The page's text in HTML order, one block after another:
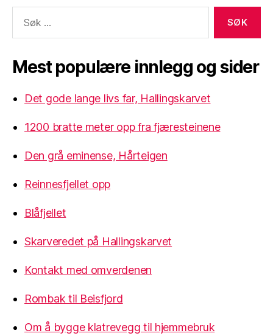
etter:
Mest populære innlegg og sider
Det gode lange livs far, Hallingskarvet
1200 bratte meter opp fra fjæresteinene
Den grå eminense, Hårteigen
Reinnesfjellet opp
Blåfjellet
Skarveredet på Hallingskarvet
Kontakt med omverdenen
Rombak til Beisfjord
Om å bygge klatrevegg til hjemmebruk